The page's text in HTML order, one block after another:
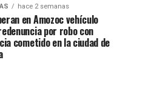
hace 2 semanas
en Amozoc vehículo
por robo con
cometido en la ciudad de